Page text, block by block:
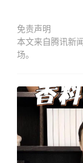
免责声明
本文来自腾讯新
场。